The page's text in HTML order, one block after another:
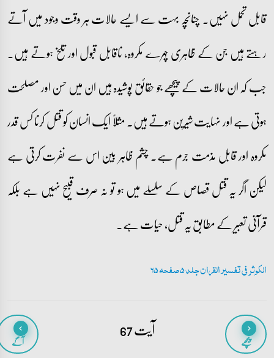
قابل تحمل نہیں۔ چنانچہ بہت سے ایسے حالات ہر وقت وجود میں آتے
رہتے ہیں جن کے ظاہری چہرے مکروہ، ناقابل قبول اور تلخ ہوتے ہیں۔
جب کہ ان حالات کے پیچھے جو حقائق پوشیدہ ہیں ان میں حسن اور مصلحت
ہوتی ہے اور نہایت شیرین ہوتے ہیں۔ مثلاً ایک انسان کو قتل کرنا کس قدر
مکروہ اور قابل مذمت جرم ہے۔ چشم ظاہر بین اس سے نفرت کرتی ہے
لیکن اگر یہ قتل قصاص کے سلسلے میں ہو تو نہ صرف قبیح نہیں ہے بلکہ
قرآنی تعبیر کے مطابق یہ قتل، حیات ہے۔
الکوثر فی تفسیر القران جلد 5 صفحہ 65
پیچھے آیت 67 آگے